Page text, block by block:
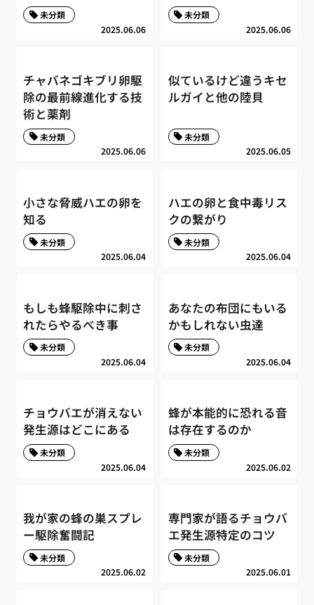
2025.06.06
未分類
2025.06.06
未分類
チャバネゴキブリ卵駆
除の最前線進化する技
術と薬剤
2025.06.06
未分類
似ているけど違うキセ
ルガイと他の陸貝
2025.06.05
未分類
小さな脅威ハエの卵を
知る
2025.06.04
未分類
ハエの卵と食中毒リス
クの繋がり
2025.06.04
未分類
もしも蜂駆除中に刺さ
れたらやるべき事
2025.06.04
未分類
あなたの布団にもいる
かもしれない虫達
2025.06.04
未分類
チョウバエが消えない
発生源はどこにある
2025.06.04
未分類
蜂が本能的に恐れる音
は存在するのか
2025.06.02
未分類
我が家の蜂の巣スプレ
ー駆除奮闘記
2025.06.02
未分類
専門家が語るチョウバ
エ発生源特定のコツ
2025.06.01
未分類